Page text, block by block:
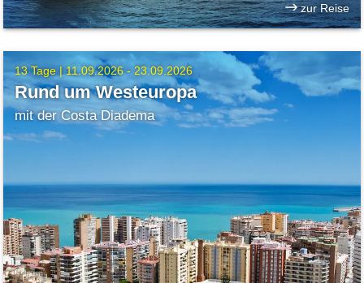
zur Reise
13 Tage |11.09.2026 - 23.09.2026
Rund um Westeuropa
mit der Costa Diadema